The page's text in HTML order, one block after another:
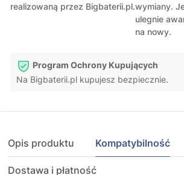
realizowaną przez Bigbaterii.pl.wymiany.
ulegnie
na nowy.
Program Ochrony Kupujących
Na Bigbaterii.pl kupujesz bezpiecznie.
Opis produktu Kompatybilność
Dostawa i płatność